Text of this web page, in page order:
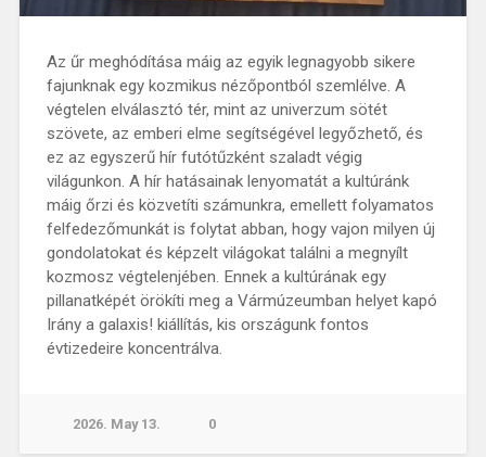
Az űr meghódítása máig az egyik legnagyobb sikere
fajunknak egy kozmikus nézőpontból szemlélve. A
végtelen elválasztó tér, mint az univerzum sötét
szövete, az emberi elme segítségével legyőzhető, és
ez az egyszerű hír futótűzként szaladt végig
világunkon. A hír hatásainak lenyomatát a kultúránk
máig őrzi és közvetíti számunkra, emellett folyamatos
felfedezőmunkát is folytat abban, hogy vajon milyen új
gondolatokat és képzelt világokat találni a megnyílt
kozmosz végtelenjében. Ennek a kultúrának egy
pillanatképét örökíti meg a Vármúzeumban helyet kapó
Irány a galaxis! kiállítás, kis országunk fontos
évtizedeire koncentrálva.
2026. May 13. 0